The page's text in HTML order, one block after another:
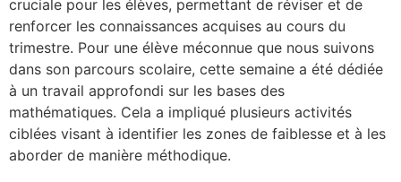
cruciale pour les élèves, permettant de réviser et de
renforcer les connaissances acquises au cours du
trimestre. Pour une élève méconnue que nous suivons
dans son parcours scolaire, cette semaine a été dédiée
à un travail approfondi sur les bases des
mathématiques. Cela a impliqué plusieurs activités
ciblées visant à identifier les zones de faiblesse et à les
aborder de manière méthodique.